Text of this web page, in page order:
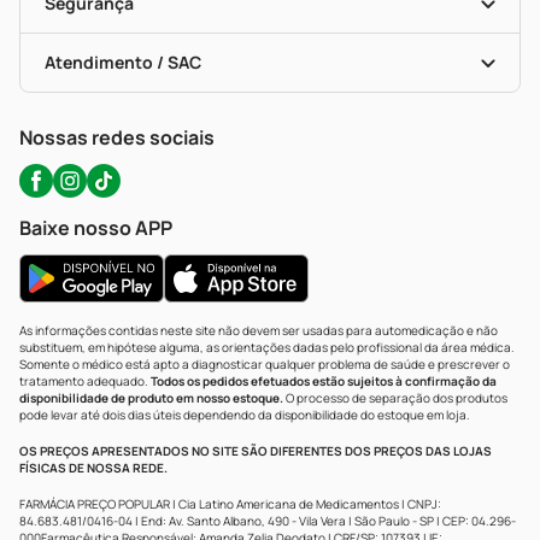
Troca E Devolução
Bulas De A A Z
Políticas De Marketplace
Testes Rápidos
Autoteste Covid-19
Certificado De Segurança
Portal Da Privacidade
Atendimento / SAC
WhatsApp (47) 9202-1687
Nossas redes sociais
Baixe nosso APP
As informações contidas neste site não devem ser usadas para automedicação e não
substituem, em hipótese alguma, as orientações dadas pelo profissional da área médica.
Somente o médico está apto a diagnosticar qualquer problema de saúde e prescrever o
tratamento adequado. Todos os pedidos efetuados estão sujeitos à confirmação da
disponibilidade de produto em nosso estoque.O processo de separação dos produtos
pode levar até dois dias úteis dependendo da disponibilidade do estoque em loja.
OS PREÇOS APRESENTADOS NO SITE SÃO DIFERENTES DOS PREÇOS DAS LOJAS
FÍSICAS DE NOSSA REDE.
FARMÁCIA PREÇO POPULAR | Cia Latino Americana de Medicamentos | CNPJ:
84.683.481/0416-04 | End: Av. Santo Albano, 490 - Vila Vera | São Paulo - SP | CEP: 04.296-